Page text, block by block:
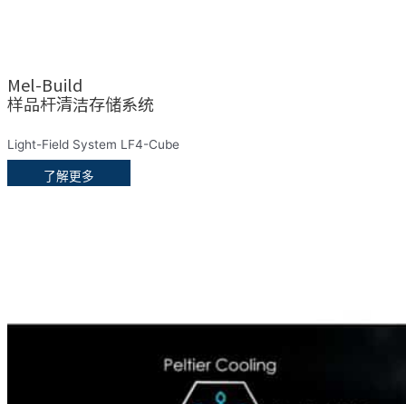
Mel-Build
样品杆清洁存储系统
Light-Field System LF4-Cube
了解更多